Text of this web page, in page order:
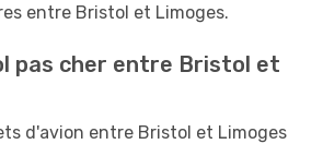
entre Bristol et Limoges.
pas cher entre Bristol et
d'avion entre Bristol et Limoges